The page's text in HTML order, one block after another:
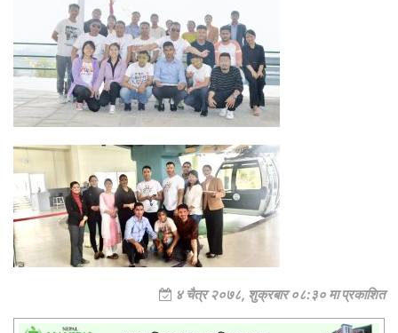
४ चैत्र २०७८, शुक्रबार ०८:३० मा प्रकाशित